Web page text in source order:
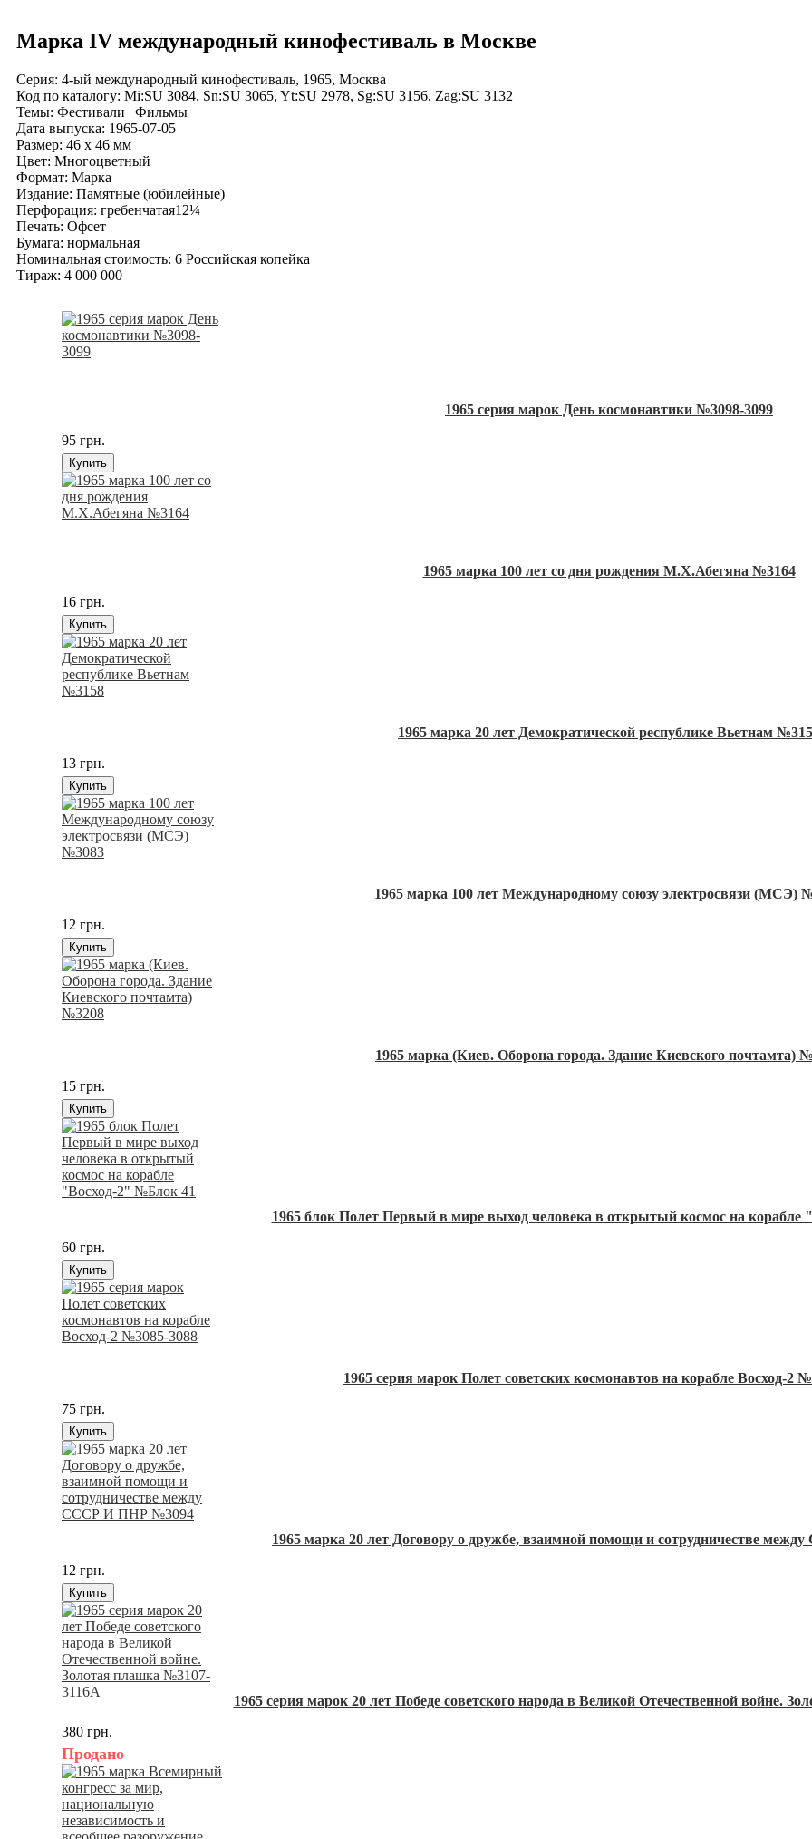
Марка IV международный кинофестиваль в Москве
Серия: 4-ый международный кинофестиваль, 1965, Москва
Код по каталогy: Mi:SU 3084, Sn:SU 3065, Yt:SU 2978, Sg:SU 3156, Zag:SU 3132
Темы: Фестивали | Фильмы
Дата выпуска: 1965-07-05
Размер: 46 x 46 мм
Цвет: Многоцветный
Формат: Марка
Издание: Памятные (юбилейные)
Перфорация: гребенчатая12¼
Печать: Офсет
Бумага: нормальная
Номинальная стоимость: 6 Российская копейка
Тираж: 4 000 000
1965 серия марок День космонавтики №3098-3099
95 грн.
Купить
1965 марка 100 лет со дня рождения М.Х.Абегяна №3164
16 грн.
Купить
1965 марка 20 лет Демократической республике Вьетнам
13 грн.
Купить
1965 марка 100 лет Международному союзу электросвязи (МСЭ)
12 грн.
Купить
1965 марка (Киев. Оборона города. Здание Киевского почтамта)
15 грн.
Купить
1965 блок Полет Первый в мире выход человека в открытый космос на
60 грн.
Купить
1965 серия марок Полет советских космонавтов на корабле Восход-2
75 грн.
Купить
1965 марка 20 лет Договору о дружбе, взаимной помощи и сотрудничестве
12 грн.
Купить
1965 серия марок 20 лет Победе советского народа в Великой Отечественной войне.
380 грн.
Продано